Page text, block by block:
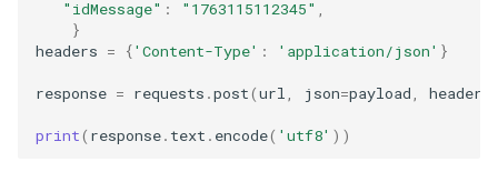
"idMessage" : "1763115112345" ,
}
headers = {'Content-Type' : 'application/json' }
response = requests .post(url, json=payload, headers
print( response. text . encode( 'utf8' ))